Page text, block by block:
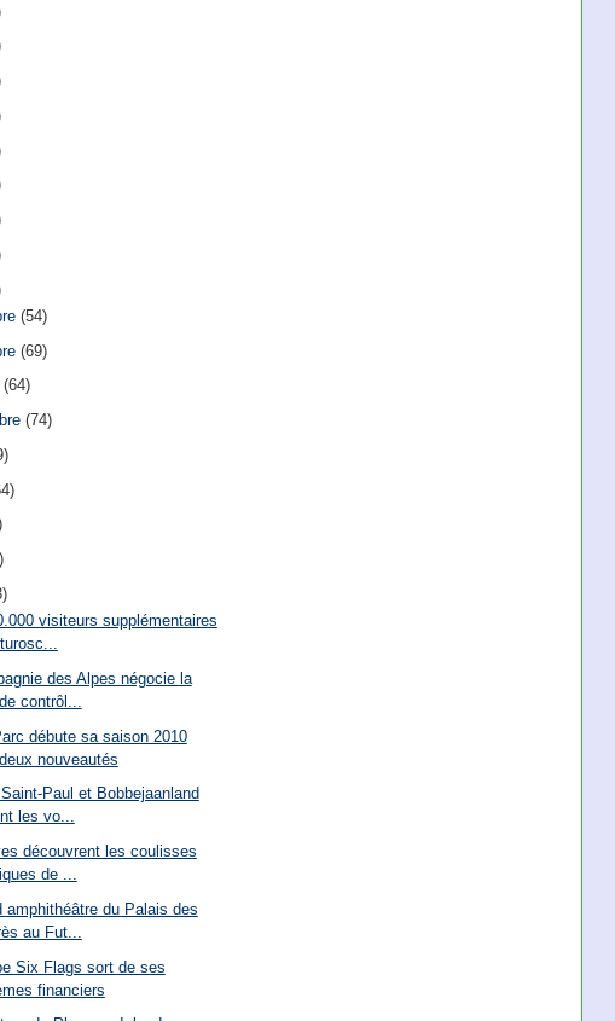
(54)
(69)
(64)
(74)
visiteurs supplémentaires
des Alpes négocie la
contrôl...
débute sa saison 2010
nouveautés
Paul et Bobbejaanland
les vo...
découvrent les coulisses
de ...
amphithéâtre du Palais des
au Fut...
Six Flags sort de ses
financiers